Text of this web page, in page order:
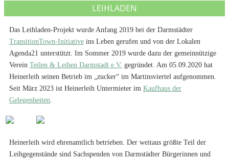
LEIHLADEN
Das Leihladen-Projekt wurde Anfang 2019 bei der Darmstädter
TransitionTown-Initiative ins Leben gerufen und von der Lokalen
Agenda21 unterstützt. Im Sommer 2019 wurde dazu der gemeinnützige
Verein Teilen & Leihen Darmstadt e.V. gegründet. Am 05.09.2020 hat
Heinerleih seinen Betrieb im „zucker“ im Martinsviertel aufgenommen.
Seit März 2023 ist Heinerleih Untermieter im Kaufhaus der
Gelegenheiten
Heinerleih wird ehrenamtlich betrieben. Der weitaus größte Teil der
Leihgegenstände sind Sachspenden von Darmstädter Bürgerinnen und